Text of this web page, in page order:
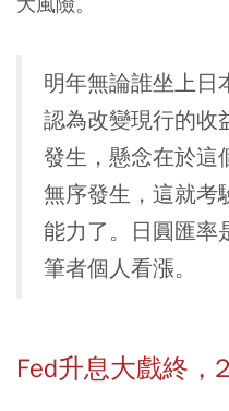
明年無論誰坐上日
認為改變現行的收
發生，懸念在於這
無序發生，這就考
能力了。日圓匯率
筆者個人看漲。
Fed升息大戲終，